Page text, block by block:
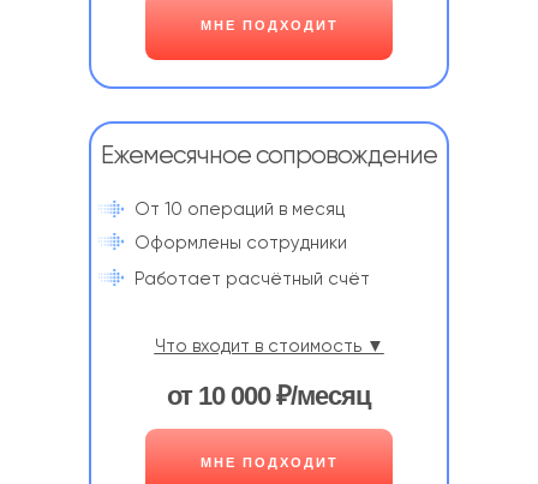
МНЕ ПОДХОДИТ
От 10 операций в месяц
Оформлены сотрудники
Работает расчётный счёт
Что входит в стоимость ▼
МНЕ ПОДХОДИТ
Ежемесячное сопровождение
от 10 000 ₽/месяц